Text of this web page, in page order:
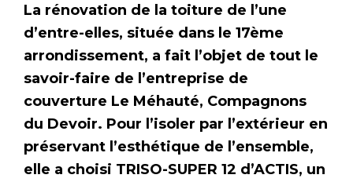
La rénovation de la toiture de l’une
d’entre-elles, située dans le 17ème
arrondissement, a fait l’objet de tout le
savoir-faire de l’entreprise de
couverture Le Méhauté, Compagnons
du Devoir. Pour l’isoler par l’extérieur en
préservant l’esthétique de l’ensemble,
elle a choisi TRISO-SUPER 12 d’ACTIS, un